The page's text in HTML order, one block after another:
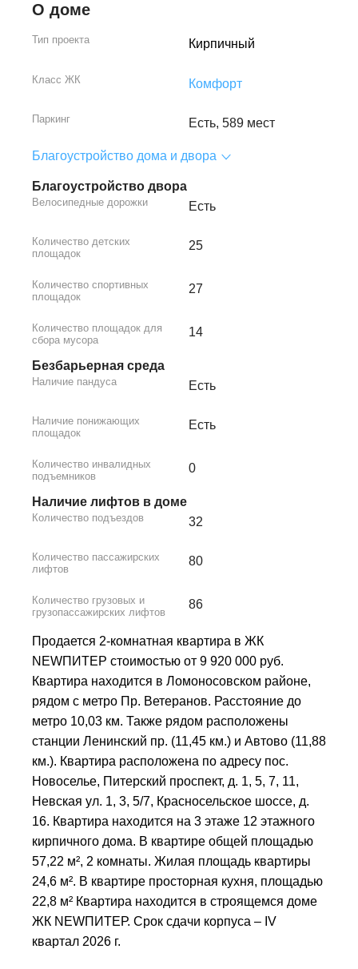
О доме
Тип проекта Кирпичный
Класс ЖК Комфорт
Паркинг Есть, 589 мест
Благоустройство дома и двора
Благоустройство двора
Велосипедные дорожки Есть
Количество детских
площадок
25
Количество спортивных
площадок
27
Количество площадок для
сбора мусора
14
Безбарьерная среда
Наличие пандуса Есть
Наличие понижающих
площадок
Есть
Количество инвалидных
подъемников
0
Наличие лифтов в доме
Количество подъездов 32
Количество пассажирских
лифтов
80
Количество грузовых и
грузопассажирских лифтов
86
Продается 2-комнатная квартира в ЖК
NEWПИТЕР стоимостью от 9 920 000 руб.
Квартира находится в Ломоносовском районе,
рядом с метро Пр. Ветеранов. Расстояние до
метро 10,03 км. Также рядом расположены
станции Ленинский пр. (11,45 км.) и Автово (11,88
км.). Квартира расположена по адресу пос.
Новоселье, Питерский проспект, д. 1, 5, 7, 11,
Невская ул. 1, 3, 5/7, Красносельское шоссе, д.
16. Квартира находится на 3 этаже 12 этажного
кирпичного дома. В квартире общей площадью
57,22 м², 2 комнаты. Жилая площадь квартиры
24,6 м². В квартире просторная кухня, площадью
22,8 м² Квартира находится в строящемся доме
ЖК NEWПИТЕР. Срок сдачи корпуса – IV
квартал 2026 г.